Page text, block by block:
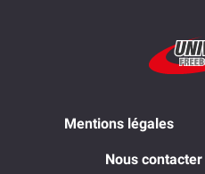
Mentions légales
Nous contacter